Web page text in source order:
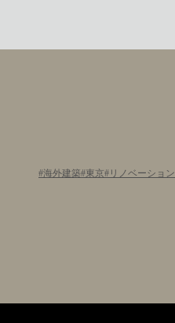
海外建築 東京 リノベーション